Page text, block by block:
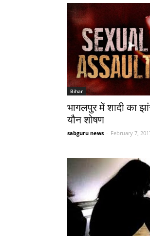
Bihar
भागलपुर में शादी का
यौन शोषण
sabguru news - February 7,